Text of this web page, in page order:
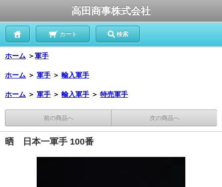
高田商事株式会社
カート 検索
ホーム ＞軍手
ホーム ＞ 軍手 ＞ 輸入軍手
ホーム ＞ 軍手 ＞ 輸入軍手 ＞ 特売軍手
前の商品へ 次の商品へ
晒 日本一軍手 100番